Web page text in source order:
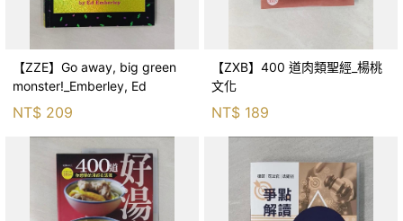
【ZZE】Go away, big green
monster!_Emberley, Ed
NT$ 209
【ZXB】400 道肉類聖經_楊桃
文化
NT$ 189